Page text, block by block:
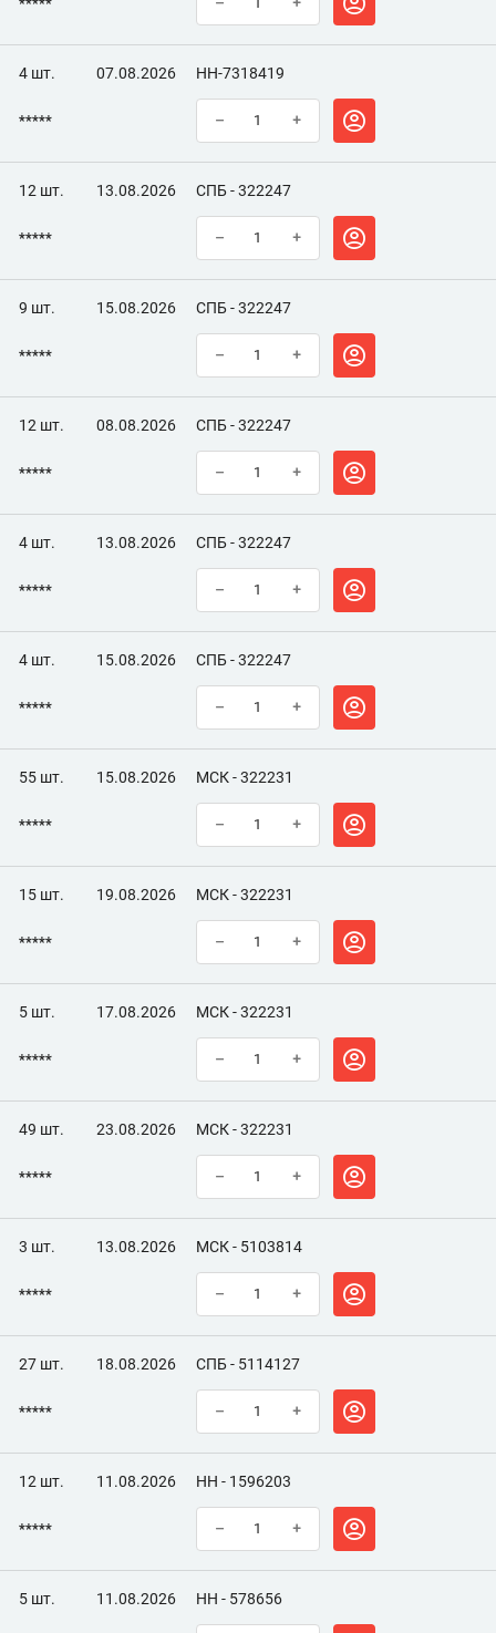
– +
4 шт. 07.08.2026 НН-7318419
***** – +
12 шт. 13.08.2026 СПБ - 322247
***** – +
9 шт. 15.08.2026 СПБ - 322247
***** – +
12 шт. 08.08.2026 СПБ - 322247
***** – +
4 шт. 13.08.2026 СПБ - 322247
***** – +
4 шт. 15.08.2026 СПБ - 322247
***** – +
55 шт. 15.08.2026 МСК - 322231
***** – +
15 шт. 19.08.2026 МСК - 322231
***** – +
5 шт. 17.08.2026 МСК - 322231
***** – +
49 шт. 23.08.2026 МСК - 322231
***** – +
3 шт. 13.08.2026 МСК - 5103814
***** – +
27 шт. 18.08.2026 СПБ - 5114127
***** – +
12 шт. 11.08.2026 НН - 1596203
***** – +
5 шт. 11.08.2026 НН - 578656